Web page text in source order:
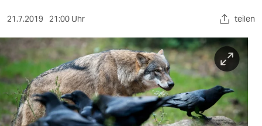
sport
berlin
nord
21.7.2019 21:00 Uhr teilen